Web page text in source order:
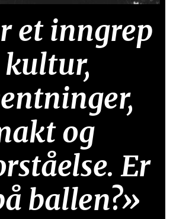
et inngrep
og
Er
ballen?»